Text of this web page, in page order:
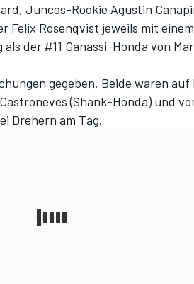
Juncos-Rookie Agustin
Felix Rosenqvist jeweils mit
der #11 Ganassi-Honda von
gegeben. Beide waren auf
(Shank-Honda) und
Drehern am Tag.